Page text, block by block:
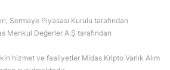
Sermaye Piyasası Kurulu tarafından
Menkul Değerler A.Ş tarafından
hizmet ve faaliyetler Midas Kripto Varlık Alım